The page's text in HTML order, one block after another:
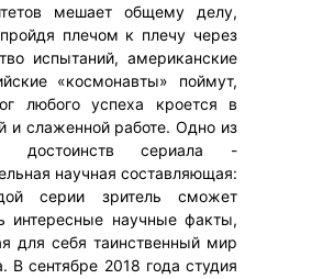
мешает общему делу,
плечом к плечу через
испытаний, американские
«космонавты» поймут,
любого успеха кроется в
и слаженной работе. Одно из
достоинств сериала -
научная составляющая:
серии зритель сможет
интересные научные факты,
для себя таинственный мир
В сентябре 2018 года студия